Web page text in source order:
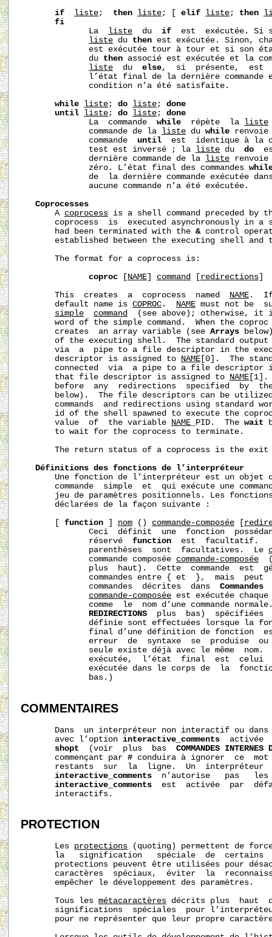
if
liste ; then liste ; [ elif liste ; then
fi
              La
liste
  du
if
est  exécutée. Si
liste du then est exécutée. Sinon,
est exécutée tour à tour et si son
              du
then associé est exécutée et la
liste
  du
else,  si  présente,  est
l’état final de la dernière commande
              condition n’a été satisfaite.
while
liste ; do liste ; done
until
liste ; do liste ; done
              La  commande
while
  répète  la
liste
              commande de la
liste du while
              commande
until
est  identique à la
              test est inversé ; la
liste du do
              dernière commande de la
liste
              zéro. L’état final des commandes
de  la dernière commande exécutée
              aucune commande n’a été exécutée.
Coprocesses
       A
coprocess is a shell command preceded by
coprocess  is  executed asynchronously in a
       had been terminated with the
& control
established between the executing shell and
       The format for a coprocess is:
coproc
NAME command redirections
       This  creates  a  coprocess  named
NAME .
       default name is
COPROC . NAME must not be
simple
command
(see above); otherwise, it
word of the simple command.  When the
       creates  an array variable (see
Arrays
of the executing shell.  The standard
via  a  pipe to a file descriptor in the
       descriptor is assigned to
NAME [0].  The
connected  via  a pipe to a file descriptor
       that file descriptor is assigned to
NAME [1].
before  any  redirections  specified  by
below).  The file descriptors can be
commands  and redirections using standard
id of the shell spawned to execute the
       value  of  the variable
NAME _PID.  The wait
       to wait for the coprocess to terminate.
The return status of a coprocess is the
Définitions des fonctions de l’interpréteur
Une fonction de l’interpréteur est un objet
commande  simple  et  qui exécute une
jeu de paramètres positionnels. Les
       déclarées de la façon suivante :
function nom () commande-composée
Ceci  définit  une  fonction
              réservé
function
est  facultatif.
              parenthèses  sont  facultatives.  Le
              commande composée
commande-composée
plus  haut).  Cette  commande  est
commandes entre { et  },  mais  peut
              commandes  décrites  dans
Commandes
commande-composée est exécutée
comme  le  nom d’une commande
REDIRECTIONS
plus  bas)  spécifiées
définie sont effectuées lorsque la
final d’une définition de fonction
erreur  de  syntaxe  se  produise
seule existe déjà avec le même  nom.
exécutée,  l’état  final  est  celui
exécutée dans le corps de  la
              bas.)
COMMENTAIRES
Dans  un interpréteur non interactif ou
       avec l’option
interactive_comments
activée
shopt
  (voir  plus  bas
COMMANDES INTERNES
       commençant par
# conduira à ignorer  ce
restants  sur  la  ligne.  Un  interpréteur
interactive_comments
n’autorise   pas
interactive_comments
est  activée  par
       interactifs.
PROTECTION
       Les
protections (quoting) permettent de
la   signification   spéciale  de  certains
protections peuvent être utilisées pour
caractères  spéciaux,  éviter  la
       empêcher le développement des paramètres.
       Tous les
métacaractères décrits plus  haut
significations  spéciales  pour
pour ne représenter que leur propre